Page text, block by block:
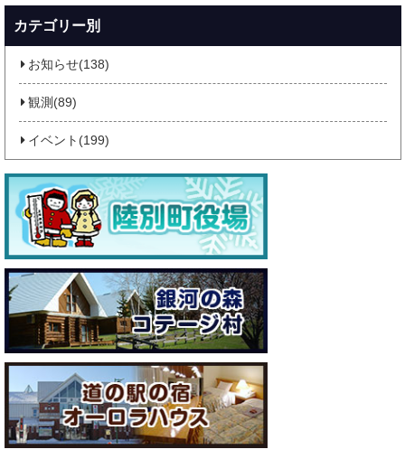
カテゴリー別
お知らせ(138)
観測(89)
イベント(199)